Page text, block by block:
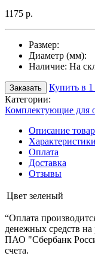
1175 р.
Размер:
Диаметр (мм):
Наличие: На
Заказать
Купить в
Категории:
Комплектующие для
Описание
Характеристики
Оплата
Доставка
Отзывы
Цвет зеленый
“Оплата
денежных средств
ПАО "Сбербанк
счета.